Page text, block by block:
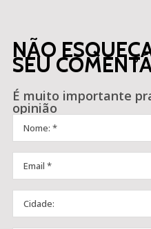
NÃO
SEU
É muito importante
opinião